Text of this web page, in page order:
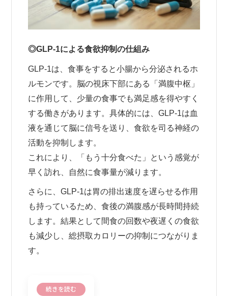
◎GLP-1による食欲抑制の仕組み
GLP-1は、食事をすると小腸から分泌されるホ
ルモンです。脳の視床下部にある「満腹中枢」
に作用して、少量の食事でも満足感を得やすく
する働きがあります。具体的には、GLP-1は血
液を通じて脳に信号を送り、食欲を司る神経の
活動を抑制します。
これにより、「もう十分食べた」という感覚が
早く訪れ、自然に食事量が減ります。
さらに、GLP-1は胃の排出速度を遅らせる作用
も持っているため、食後の満腹感が長時間持続
します。結果として間食の回数や夜遅くの食欲
も減少し、総摂取カロリーの抑制につながりま
す。
続きを読む